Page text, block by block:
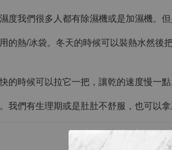
度我們很多人都有除濕機或是加濕機。
的熱/冰袋。冬天的時候可以裝熱水然後
的時候可以拉它一把，讓乾的速度慢一
我們有生理期或是肚肚不舒服，也可以